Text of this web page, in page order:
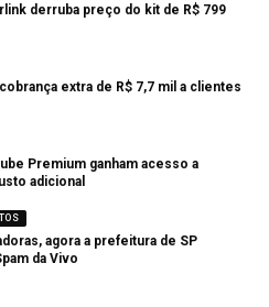
derruba preço do kit de R$ 799
extra de R$ 7,7 mil a clientes
Premium ganham acesso a
adicional
agora a prefeitura de SP
da Vivo